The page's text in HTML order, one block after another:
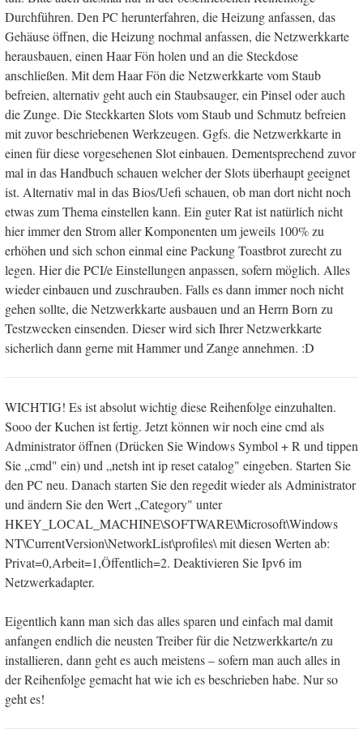
Durchführen. Den PC herunterfahren, die Heizung anfassen, das
Gehäuse öffnen, die Heizung nochmal anfassen, die Netzwerkkarte
herausbauen, einen Haar Fön holen und an die Steckdose
anschließen. Mit dem Haar Fön die Netzwerkkarte vom Staub
befreien, alternativ geht auch ein Staubsauger, ein Pinsel oder auch
die Zunge. Die Steckkarten Slots vom Staub und Schmutz befreien
mit zuvor beschriebenen Werkzeugen. Ggfs. die Netzwerkkarte in
einen für diese vorgesehenen Slot einbauen. Dementsprechend zuvor
mal in das Handbuch schauen welcher der Slots überhaupt geeignet
ist. Alternativ mal in das Bios/Uefi schauen, ob man dort nicht noch
etwas zum Thema einstellen kann. Ein guter Rat ist natürlich nicht
hier immer den Strom aller Komponenten um jeweils 100% zu
erhöhen und sich schon einmal eine Packung Toastbrot zurecht zu
legen. Hier die PCI/e Einstellungen anpassen, sofern möglich. Alles
wieder einbauen und zuschrauben. Falls es dann immer noch nicht
gehen sollte, die Netzwerkkarte ausbauen und an Herrn Born zu
Testzwecken einsenden. Dieser wird sich Ihrer Netzwerkkarte
sicherlich dann gerne mit Hammer und Zange annehmen. :D
WICHTIG! Es ist absolut wichtig diese Reihenfolge einzuhalten.
Sooo der Kuchen ist fertig. Jetzt können wir noch eine cmd als
Administrator öffnen (Drücken Sie Windows Symbol + R und tippen
Sie „cmd" ein) und „netsh int ip reset catalog" eingeben. Starten Sie
den PC neu. Danach starten Sie den regedit wieder als Administrator
und ändern Sie den Wert „Category" unter
HKEY_LOCAL_MACHINE\SOFTWARE\Microsoft\Windows
NT\CurrentVersion\NetworkList\profiles\ mit diesen Werten ab:
Privat=0,Arbeit=1,Öffentlich=2. Deaktivieren Sie Ipv6 im
Netzwerkadapter.
Eigentlich kann man sich das alles sparen und einfach mal damit
anfangen endlich die neusten Treiber für die Netzwerkkarte/n zu
installieren, dann geht es auch meistens – sofern man auch alles in
der Reihenfolge gemacht hat wie ich es beschrieben habe. Nur so
geht es!